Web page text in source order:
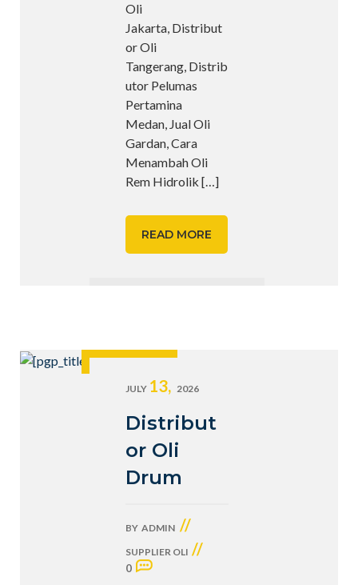
Oli
Jakarta, Distribut
or Oli
Tangerang, Distrib
utor Pelumas
Pertamina
Medan, Jual Oli
Gardan, Cara
Menambah Oli
Rem Hidrolik […]
READ MORE
JULY 13, 2026
Distribut
or Oli
Drum
BY ADMIN //
SUPPLIER OLI //
0